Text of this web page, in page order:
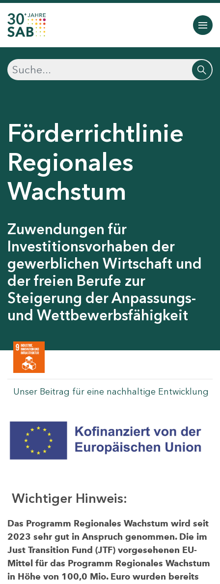
Förderrichtlinie
Regionales
Wachstum
Zuwendungen für
Investitionsvorhaben der
gewerblichen Wirtschaft und
der freien Berufe zur
Steigerung der Anpassungs-
und Wettbewerbsfähigkeit
Unser Beitrag für eine nachhaltige Entwicklung
Wichtiger Hinweis:
Das Programm Regionales Wachstum wird seit
2023 sehr gut in Anspruch genommen. Die im
Just Transition Fund (JTF) vorgesehenen EU-
Mittel für das Programm Regionales Wachstum
in Höhe von 100,0 Mio. Euro wurden bereits